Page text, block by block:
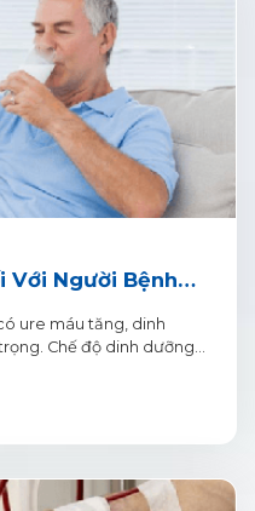
Với Người Bệnh
ure máu tăng, dinh
Chế độ dinh dưỡng